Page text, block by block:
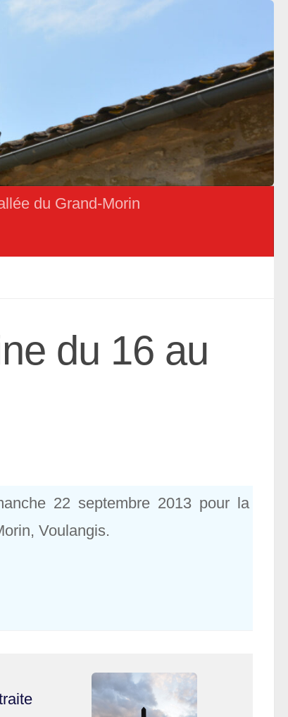
du Grand-Morin
du 16 au
22 septembre 2013 pour la
Voulangis.